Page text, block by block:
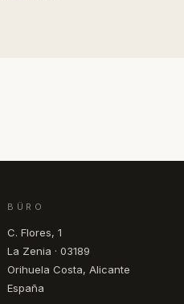
BÜRO
C. Flores, 1
La Zenia · 03189
Orihuela Costa, Alicante
España